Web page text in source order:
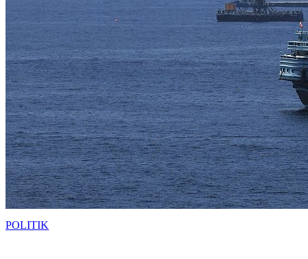
POLITIK